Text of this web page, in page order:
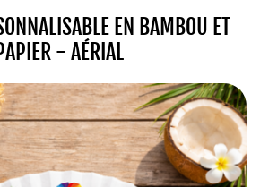
EN BAMBOU ET
- AÉRIAL